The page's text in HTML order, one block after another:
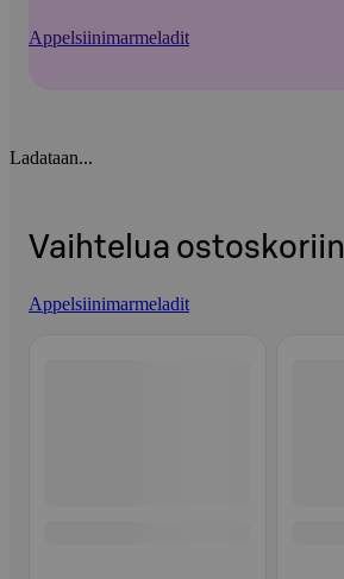
Appelsiinimarmeladit
Ladataan...
Vaihtelua ostoskoriin
Appelsiinimarmeladit